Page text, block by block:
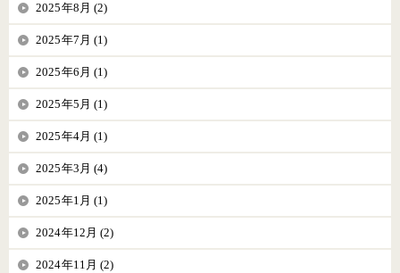
2025年8月 (2)
2025年7月 (1)
2025年6月 (1)
2025年5月 (1)
2025年4月 (1)
2025年3月 (4)
2025年1月 (1)
2024年12月 (2)
2024年11月 (2)